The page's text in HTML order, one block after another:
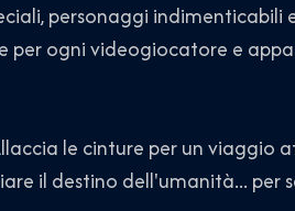
personaggi indimenticabili
per ogni videogiocatore e
le cinture per un viaggio
il destino dell'umanità... per